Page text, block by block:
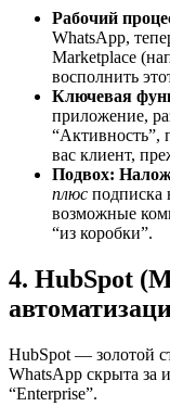
Рабочий
WhatsApp,
Marketplace
восполнить
Ключевая
приложение,
“Активность”,
вас клиент,
Подвох:
плюс подписка
возможные
“из коробки”.
4. HubSpot
HubSpot — золотой
WhatsApp скрыта за
“Enterprise”.